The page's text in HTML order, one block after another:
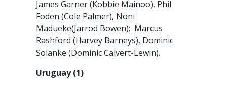
James Garner (Kobbie Mainoo), Phil
Foden (Cole Palmer), Noni
Madueke(Jarrod Bowen); Marcus
Rashford (Harvey Barneys), Dominic
Solanke (Dominic Calvert-Lewin).
Uruguay (1)